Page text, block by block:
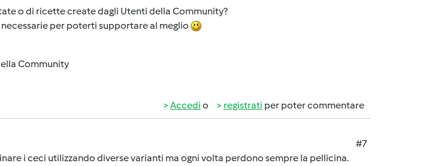
o di ricette create dagli Utenti della Community?
per poterti supportare al meglio
Community
Accedi o registrati per poter commentare
#7
i ceci utilizzando diverse varianti ma ogni volta perdono sempre la pellicina.